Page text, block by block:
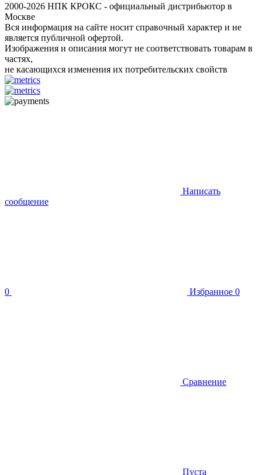
2000-2026 НПК КРОКС - официальный дистрибьютор в
Москве
Вся информация на сайте носит справочный характер и не
является публичной офертой.
Изображения и описания могут не соответствовать товарам в
частях,
не касающихся изменения их потребительских свойств
Написать
сообщение
0 Избранное 0
Сравнение
Пуста